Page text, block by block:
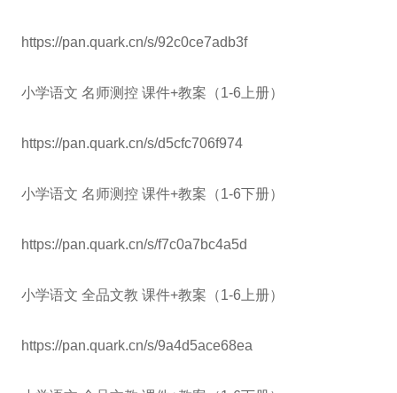
https://pan.quark.cn/s/92c0ce7adb3f
小学语文 名师测控 课件+教案（1-6上册）
https://pan.quark.cn/s/d5cfc706f974
小学语文 名师测控 课件+教案（1-6下册）
https://pan.quark.cn/s/f7c0a7bc4a5d
小学语文 全品文教 课件+教案（1-6上册）
https://pan.quark.cn/s/9a4d5ace68ea